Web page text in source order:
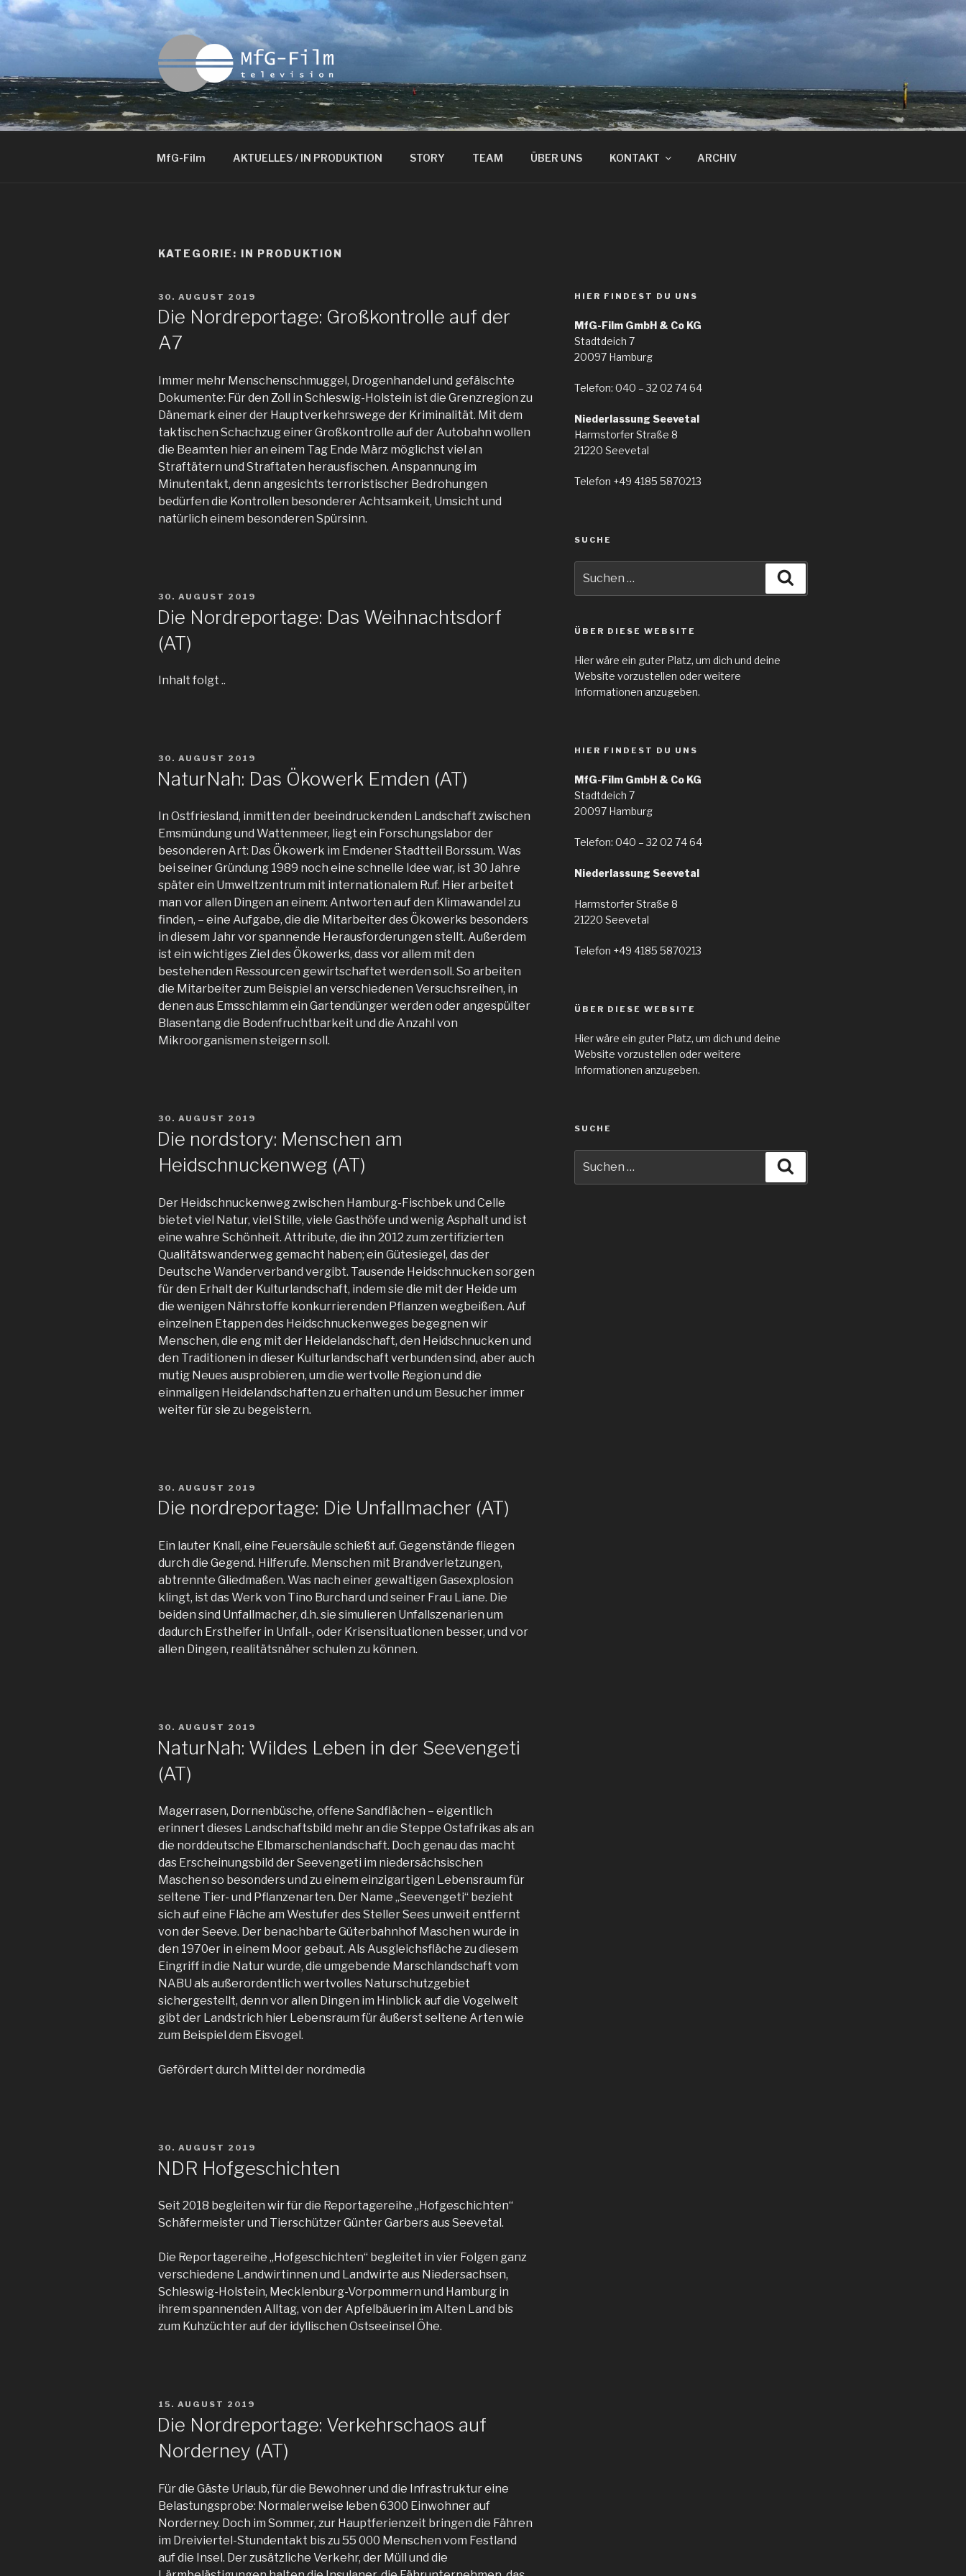
Zum
Inhalt
MFG-FILM
MfG-Film AKTUELLES / IN PRODUKTION STORY TEAM ÜBER UNS KONTAKT ARCHIV
KATEGORIE: IN PRODUKTION
VERÖFFENTLICHT
30. AUGUST 2019
Die Nordreportage: Großkontrolle auf der
A7
Immer mehr Menschenschmuggel, Drogenhandel und gefälschte
Dokumente: Für den Zoll in Schleswig-Holstein ist die Grenzregion zu
Dänemark einer der Hauptverkehrswege der Kriminalität. Mit dem
taktischen Schachzug einer Großkontrolle auf der Autobahn wollen
die Beamten hier an einem Tag Ende März möglichst viel an
Straftätern und Straftaten herausfischen. Anspannung im
Minutentakt, denn angesichts terroristischer Bedrohungen
bedürfen die Kontrollen besonderer Achtsamkeit, Umsicht und
natürlich einem besonderen Spürsinn.
VERÖFFENTLICHT
30. AUGUST 2019
Die Nordreportage: Das Weihnachtsdorf
(AT)
Inhalt folgt ..
VERÖFFENTLICHT
30. AUGUST 2019
NaturNah: Das Ökowerk Emden (AT)
In Ostfriesland, inmitten der beeindruckenden Landschaft zwischen
Emsmündung und Wattenmeer, liegt ein Forschungslabor der
besonderen Art: Das Ökowerk im Emdener Stadtteil Borssum. Was
bei seiner Gründung 1989 noch eine schnelle Idee war, ist 30 Jahre
später ein Umweltzentrum mit internationalem Ruf. Hier arbeitet
man vor allen Dingen an einem: Antworten auf den Klimawandel zu
finden, – eine Aufgabe, die die Mitarbeiter des Ökowerks besonders
in diesem Jahr vor spannende Herausforderungen stellt. Außerdem
ist ein wichtiges Ziel des Ökowerks, dass vor allem mit den
bestehenden Ressourcen gewirtschaftet werden soll. So arbeiten
die Mitarbeiter zum Beispiel an verschiedenen Versuchsreihen, in
denen aus Emsschlamm ein Gartendünger werden oder angespülter
Blasentang die Bodenfruchtbarkeit und die Anzahl von
Mikroorganismen steigern soll.
VERÖFFENTLICHT
30. AUGUST 2019
Die nordstory: Menschen am
Heidschnuckenweg (AT)
Der Heidschnuckenweg zwischen Hamburg-Fischbek und Celle
bietet viel Natur, viel Stille, viele Gasthöfe und wenig Asphalt und ist
eine wahre Schönheit. Attribute, die ihn 2012 zum zertifizierten
Qualitätswanderweg gemacht haben; ein Gütesiegel, das der
Deutsche Wanderverband vergibt. Tausende Heidschnucken sorgen
für den Erhalt der Kulturlandschaft, indem sie die mit der Heide um
die wenigen Nährstoffe konkurrierenden Pflanzen wegbeißen. Auf
einzelnen Etappen des Heidschnuckenweges begegnen wir
Menschen, die eng mit der Heidelandschaft, den Heidschnucken und
den Traditionen in dieser Kulturlandschaft verbunden sind, aber auch
mutig Neues ausprobieren, um die wertvolle Region und die
einmaligen Heidelandschaften zu erhalten und um Besucher immer
weiter für sie zu begeistern.
VERÖFFENTLICHT
30. AUGUST 2019
Die nordreportage: Die Unfallmacher (AT)
Ein lauter Knall, eine Feuersäule schießt auf. Gegenstände fliegen
durch die Gegend. Hilferufe. Menschen mit Brandverletzungen,
abtrennte Gliedmaßen. Was nach einer gewaltigen Gasexplosion
klingt, ist das Werk von Tino Burchard und seiner Frau Liane. Die
beiden sind Unfallmacher, d.h. sie simulieren Unfallszenarien um
dadurch Ersthelfer in Unfall-, oder Krisensituationen besser, und vor
allen Dingen, realitätsnäher schulen zu können.
VERÖFFENTLICHT
30. AUGUST 2019
NaturNah: Wildes Leben in der Seevengeti
(AT)
Magerrasen, Dornenbüsche, offene Sandflächen – eigentlich
erinnert dieses Landschaftsbild mehr an die Steppe Ostafrikas als an
die norddeutsche Elbmarschenlandschaft. Doch genau das macht
das Erscheinungsbild der Seevengeti im niedersächsischen
Maschen so besonders und zu einem einzigartigen Lebensraum für
seltene Tier- und Pflanzenarten. Der Name „Seevengeti“ bezieht
sich auf eine Fläche am Westufer des Steller Sees unweit entfernt
von der Seeve. Der benachbarte Güterbahnhof Maschen wurde in
den 1970er in einem Moor gebaut. Als Ausgleichsfläche zu diesem
Eingriff in die Natur wurde, die umgebende Marschlandschaft vom
NABU als außerordentlich wertvolles Naturschutzgebiet
sichergestellt, denn vor allen Dingen im Hinblick auf die Vogelwelt
gibt der Landstrich hier Lebensraum für äußerst seltene Arten wie
zum Beispiel dem Eisvogel.
Gefördert durch Mittel der nordmedia
VERÖFFENTLICHT
30. AUGUST 2019
NDR Hofgeschichten
Seit 2018 begleiten wir für die Reportagereihe „Hofgeschichten“
Schäfermeister und Tierschützer Günter Garbers aus Seevetal.
Die Reportagereihe „Hofgeschichten“ begleitet in vier Folgen ganz
verschiedene Landwirtinnen und Landwirte aus Niedersachsen,
Schleswig-Holstein, Mecklenburg-Vorpommern und Hamburg in
ihrem spannenden Alltag, von der Apfelbäuerin im Alten Land bis
zum Kuhzüchter auf der idyllischen Ostseeinsel Öhe.
VERÖFFENTLICHT
15. AUGUST 2019
Die Nordreportage: Verkehrschaos auf
Norderney (AT)
Für die Gäste Urlaub, für die Bewohner und die Infrastruktur eine
Belastungsprobe: Normalerweise leben 6300 Einwohner auf
Norderney. Doch im Sommer, zur Hauptferienzeit bringen die Fähren
im Dreiviertel-Stundentakt bis zu 55 000 Menschen vom Festland
auf die Insel. Der zusätzliche Verkehr, der Müll und die
HIER FINDEST DU UNS
MfG-Film GmbH & Co KG
Stadtdeich 7
20097 Hamburg
Telefon: 040 – 32 02 74 64
Niederlassung Seevetal
Harmstorfer Straße 8
21220 Seevetal
Telefon +49 4185 5870213
SUCHE
nach:
ÜBER DIESE WEBSITE
Hier wäre ein guter Platz, um dich und deine
Website vorzustellen oder weitere
Informationen anzugeben.
HIER FINDEST DU UNS
MfG-Film GmbH & Co KG
Stadtdeich 7
20097 Hamburg
Telefon: 040 – 32 02 74 64
Niederlassung Seevetal
Harmstorfer Straße 8
21220 Seevetal
Telefon +49 4185 5870213
ÜBER DIESE WEBSITE
Hier wäre ein guter Platz, um dich und deine
Website vorzustellen oder weitere
Informationen anzugeben.
SUCHE
nach: